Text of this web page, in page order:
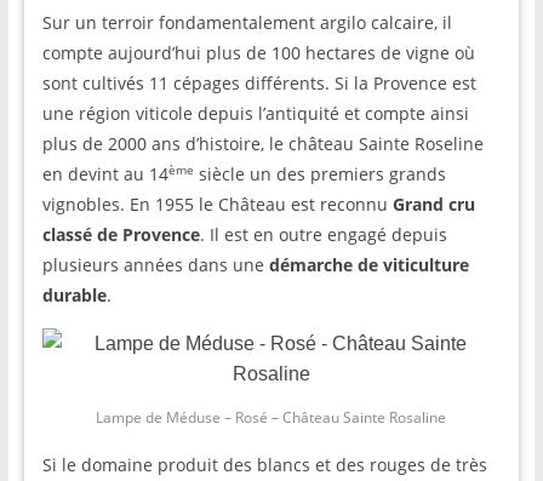
Sur un terroir fondamentalement argilo calcaire, il
compte aujourd’hui plus de 100 hectares de vigne où
sont cultivés 11 cépages différents. Si la Provence est
une région viticole depuis l’antiquité et compte ainsi
plus de 2000 ans d’histoire, le château Sainte Roseline
en devint au 14ème siècle un des premiers grands
vignobles. En 1955 le Château est reconnu Grand cru
classé de Provence. Il est en outre engagé depuis
plusieurs années dans une démarche de viticulture
durable.
Lampe de Méduse – Rosé – Château Sainte Rosaline
Si le domaine produit des blancs et des rouges de très